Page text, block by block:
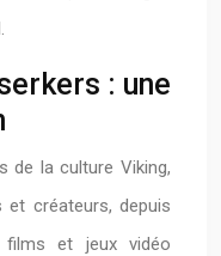
: une
de la culture Viking,
créateurs, depuis
films et jeux vidéo